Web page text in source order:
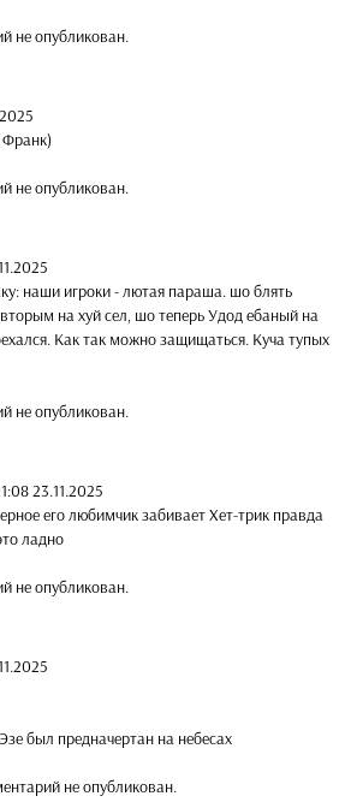
не опубликован.
Франк)
не опубликован.
наши игроки - лютая параша. шо блять
на хуй сел, шо теперь Удод ебаный на
Как так можно защищаться. Куча тупых
не опубликован.
23.11.2025
его любимчик забивает Хет-трик правда
ладно
не опубликован.
был предначертан на небесах
не опубликован.